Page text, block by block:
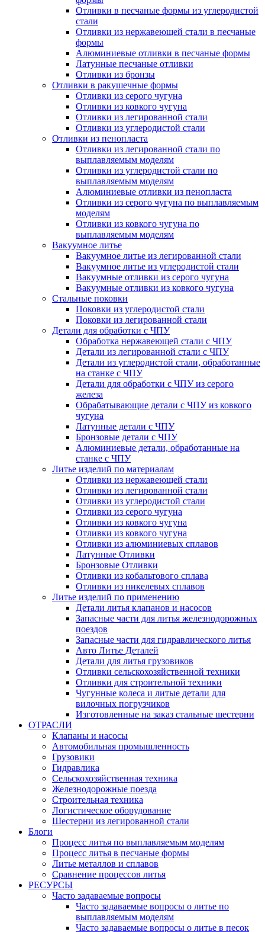
Отливки в песчаные формы из углеродистой
стали
Отливки из нержавеющей стали в песчаные
формы
Алюминиевые отливки в песчаные формы
Латунные песчаные отливки
Отливки из бронзы
Отливки в ракушечные формы
Отливки из серого чугуна
Отливки из ковкого чугуна
Отливки из легированной стали
Отливки из углеродистой стали
Отливки из пенопласта
Отливки из легированной стали по
выплавляемым моделям
Отливки из углеродистой стали по
выплавляемым моделям
Алюминиевые отливки из пенопласта
Отливки из серого чугуна по выплавляемым
моделям
Отливки из ковкого чугуна по
выплавляемым моделям
Вакуумное литье
Вакуумное литье из легированной стали
Вакуумное литье из углеродистой стали
Вакуумные отливки из серого чугуна
Вакуумные отливки из ковкого чугуна
Стальные поковки
Поковки из углеродистой стали
Поковки из легированной стали
Детали для обработки с ЧПУ
Обработка нержавеющей стали с ЧПУ
Детали из легированной стали с ЧПУ
Детали из углеродистой стали, обработанные
на станке с ЧПУ
Детали для обработки с ЧПУ из серого
железа
Обрабатывающие детали с ЧПУ из ковкого
чугуна
Латунные детали с ЧПУ
Бронзовые детали с ЧПУ
Алюминиевые детали, обработанные на
станке с ЧПУ
Литье изделий по материалам
Отливки из нержавеющей стали
Отливки из легированной стали
Отливки из углеродистой стали
Отливки из серого чугуна
Отливки из ковкого чугуна
Отливки из ковкого чугуна
Отливки из алюминиевых сплавов
Латунные Отливки
Бронзовые Отливки
Отливки из кобальтового сплава
Отливки из никелевых сплавов
Литье изделий по применению
Детали литья клапанов и насосов
Запасные части для литья железнодорожных
поездов
Запасные части для гидравлического литья
Авто Литье Деталей
Детали для литья грузовиков
Отливки сельскохозяйственной техники
Отливки для строительной техники
Чугунные колеса и литые детали для
вилочных погрузчиков
Изготовленные на заказ стальные шестерни
ОТРАСЛИ
Клапаны и насосы
Автомобильная промышленность
Грузовики
Гидравлика
Сельскохозяйственная техника
Железнодорожные поезда
Строительная техника
Логистическое оборудование
Шестерни из легированной стали
Блоги
Процесс литья по выплавляемым моделям
Процесс литья в песчаные формы
Литье металлов и сплавов
Сравнение процессов литья
РЕСУРСЫ
Часто задаваемые вопросы
Часто задаваемые вопросы о литье по
выплавляемым моделям
Часто задаваемые вопросы о литье в песок